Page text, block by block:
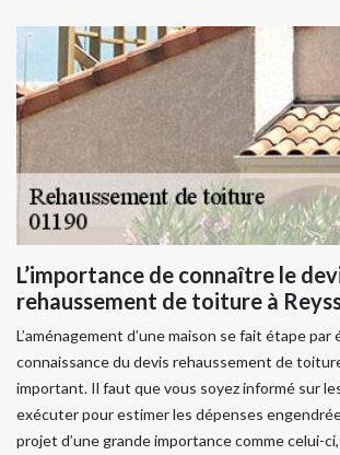
L’importance de connaître le
rehaussement de toiture à
L’aménagement d’une maison se fait étape par
connaissance du devis rehaussement de
important. Il faut que vous soyez informé sur
exécuter pour estimer les dépenses
projet d’une grande importance comme celui-